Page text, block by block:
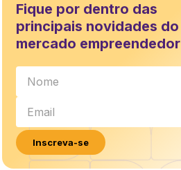
Fique por dentro das
principais novidades do
mercado empreendedor
Inscreva-se